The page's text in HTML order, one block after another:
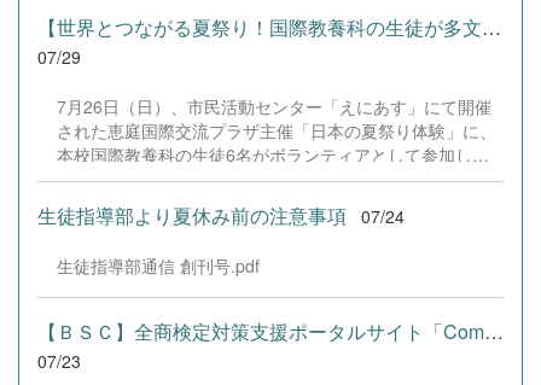
励みとなり、全国の舞台で最高のパフォーマンスと演技を
届けることができました。今回の経験を糧に、さらに表現
力に磨きをかけ、今後も活動してまいります。引き続き、
本校演劇部への変わらぬご声援をよろしくお願いいたしま
す。 &nbsp;
けた学習などに真剣に取り組む姿が見られました。夏期講
習で身に付けた学習習慣や知識を、今後の学校生活や学習
に生かし、一人一人がさらなる成長につなげてくれること
【世界とつながる夏祭り！国際教養科の生徒が多文化共生ボランテ...
07/29
7月26日（日）、市民活動センター「えにあす」にて開催
された恵庭国際交流プラザ主催「日本の夏祭り体験」に、
本校国際教養科の生徒6名がボランティアとして参加しま
した！ 会場にはウクライナ、ネパール、アフガニスタンな
ど多国籍な参加者が集まり、ヨーヨー釣りや綿あめ、盆踊
りなどを満喫。浴衣姿でイベントを彩った1年生や、経験
葉や国境を超えて笑顔で交流を深めました。 主催者の方か
らは、「国籍や年齢を問わず笑顔で寄り添い、自分で考え
て動く姿が素晴らしい。異文化理解のマインドが自然と身
についている」と、賞賛の声をいただきました！ 教室の中
だけでなく、地域や世界という広いフィールドで本領を発
生徒指導部より夏休み前の注意事項 07/24
生徒指導部通信 創刊号.pdf
【ＢＳＣ】全商検定対策支援ポータルサイト「Compath（コンパス）...
07/23